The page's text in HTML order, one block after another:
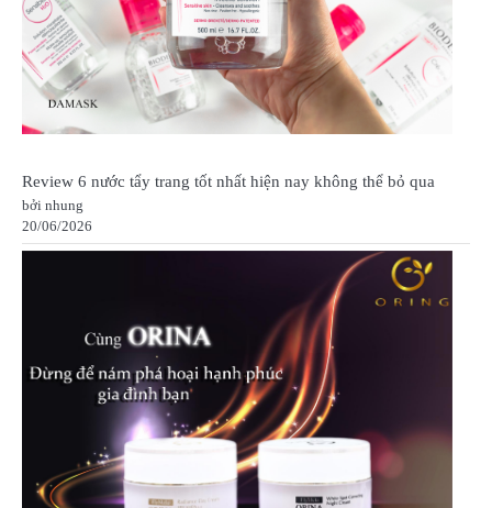
Review 6 nước tẩy trang tốt nhất hiện nay không thể bỏ qua
bởi nhung
20/06/2026